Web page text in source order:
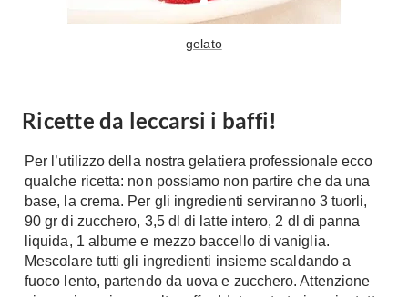
Materassi
Reti Letto
Consigli materassi
Bagno
Arredo Bagno
Sanitari
Cabine Doccia
Rivestimenti
Cotto
Resina
Parquet
Gres
Laminato
gelato
Ricette da leccarsi i baffi!
Per l’utilizzo della nostra gelatiera professionale ecco
qualche ricetta: non possiamo non partire che da una
base, la crema. Per gli ingredienti serviranno 3 tuorli,
90 gr di zucchero, 3,5 dl di latte intero, 2 dl di panna
liquida, 1 albume e mezzo baccello di vaniglia.
Mescolare tutti gli ingredienti insieme scaldando a
fuoco lento, partendo da uova e zucchero. Attenzione